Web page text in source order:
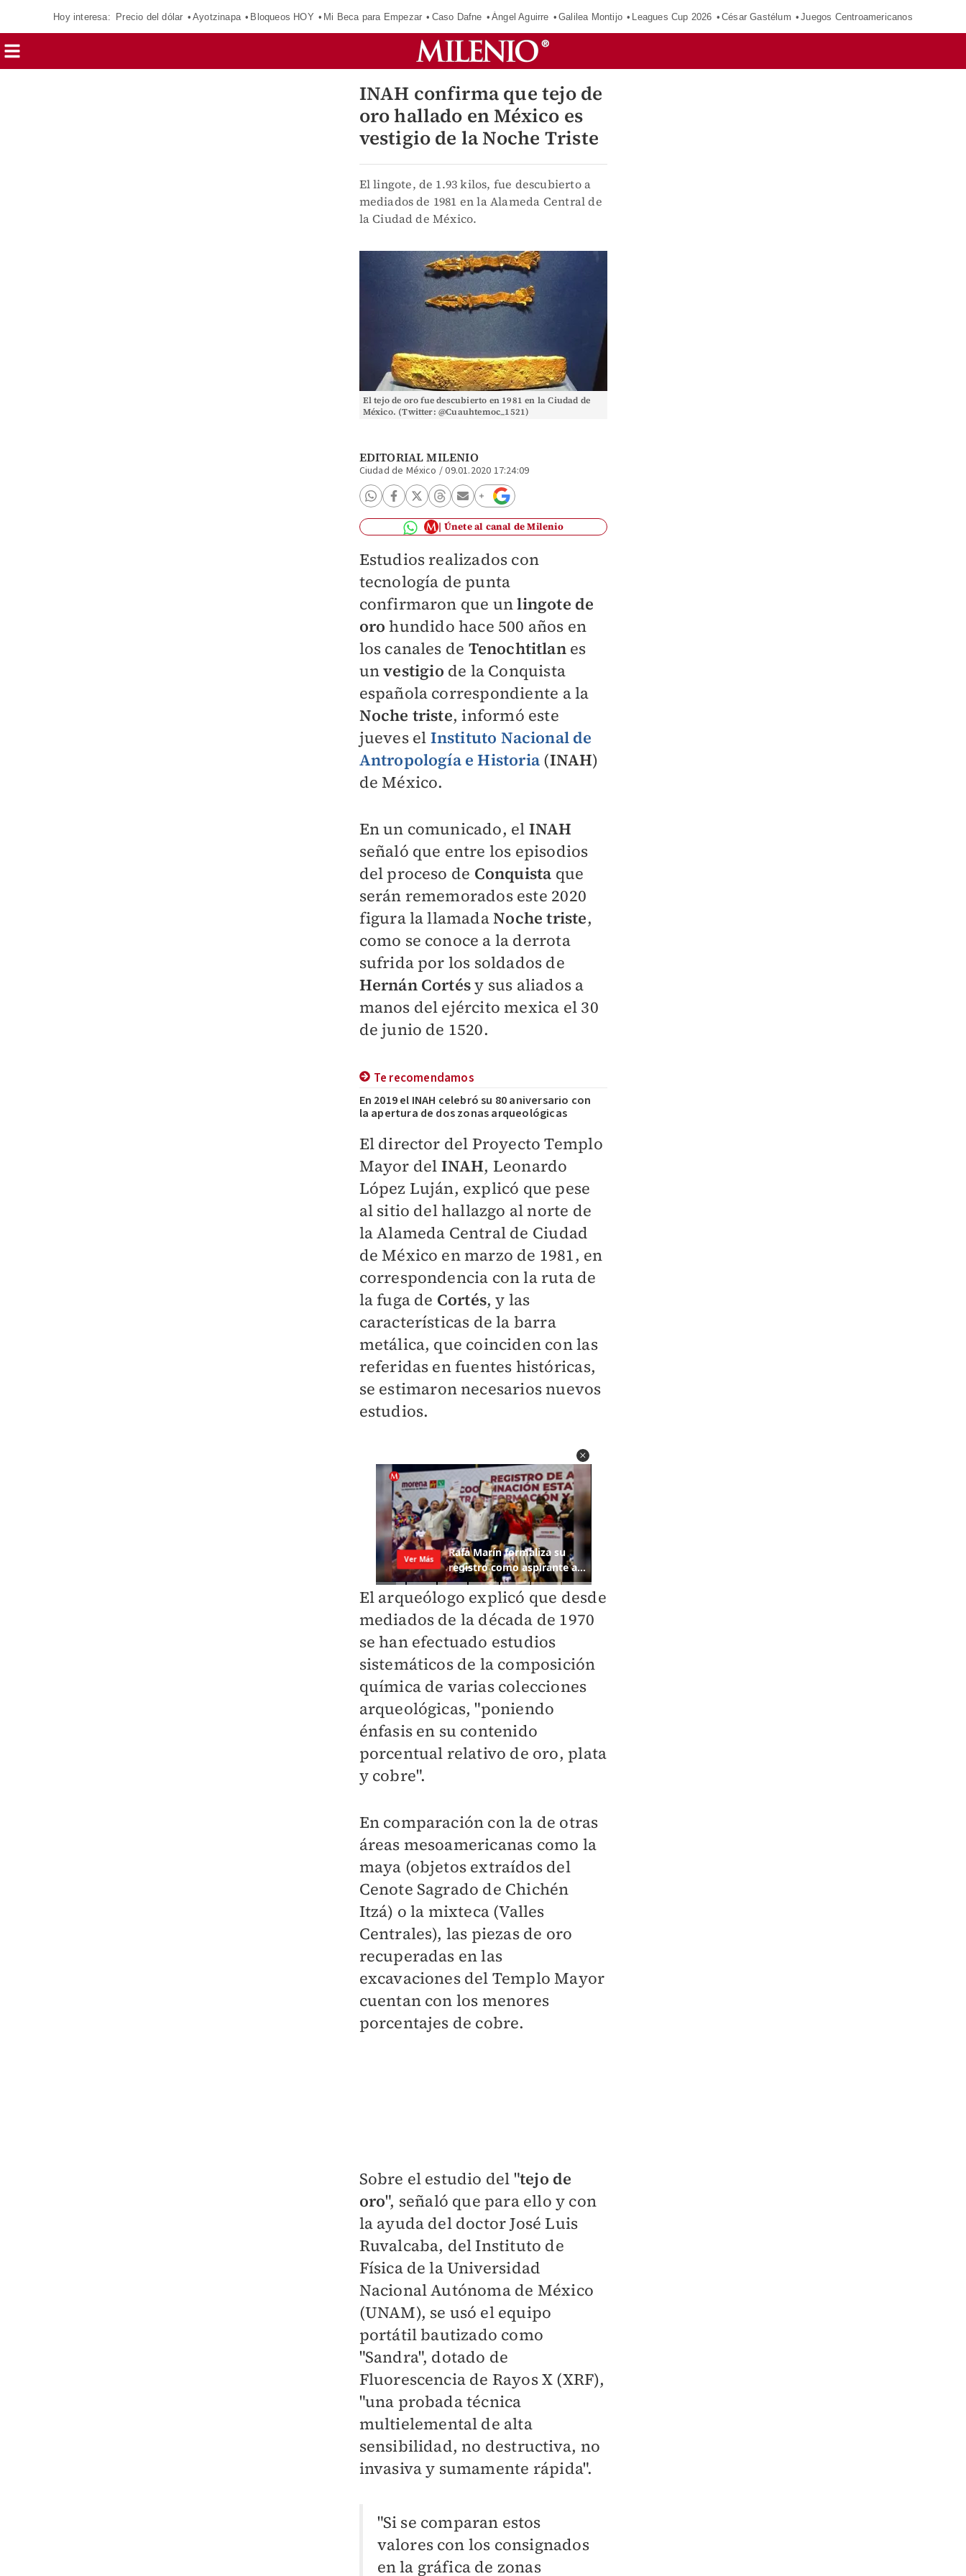
Hoy interesa: Precio del dólar Ayotzinapa Bloqueos HOY Mi Beca para Empezar Caso Dafne Ángel Aguirre Galilea Montijo Leagues Cup 2026 César Gastélum Juegos Centroamericanos
INAH confirma que tejo de
oro hallado en México es
vestigio de la Noche Triste
El lingote, de 1.93 kilos, fue descubierto a
mediados de 1981 en la Alameda Central de
la Ciudad de México.
El tejo de oro fue descubierto en 1981 en la Ciudad de
México. (Twitter: @Cuauhtemoc_1521)
EDITORIAL MILENIO
Ciudad de México /09.01.2020 17:24:09
Únete al canal de Milenio
Estudios realizados con
tecnología de punta
confirmaron que unlingote de
oro hundido hace 500 años en
los canales de Tenochtitlan es
unvestigio de la Conquista
española correspondiente a la
Noche triste, informó este
jueves el Instituto Nacional de
Antropología e Historia (INAH)
de México.
En un comunicado, el INAH
señaló que entre los episodios
del proceso de Conquista que
serán rememorados este 2020
figura la llamadaNoche triste,
como se conoce a la derrota
sufrida por los soldados de
Hernán Cortésy sus aliados a
manos del ejército mexica el 30
de junio de 1520.
Te recomendamos
En 2019 el INAH celebró su 80 aniversario con
la apertura de dos zonas arqueológicas
El director del Proyecto Templo
Mayor del INAH, Leonardo
López Luján, explicó que pese
al sitio del hallazgo al norte de
la Alameda Central de Ciudad
de México en marzo de 1981, en
correspondencia con la ruta de
la fuga de Cortés, y las
características de la barra
metálica, que coinciden con las
referidas en fuentes históricas,
se estimaron necesarios nuevos
estudios.
El arqueólogo explicó que desde
mediados de la década de 1970
se han efectuado estudios
sistemáticos de la composición
química de varias colecciones
arqueológicas, "poniendo
énfasis en su contenido
porcentual relativo de oro, plata
y cobre".
En comparación con la de otras
áreas mesoamericanas como la
maya (objetos extraídos del
Cenote Sagrado de Chichén
Itzá) o la mixteca (Valles
Centrales), las piezas de oro
recuperadas en las
excavaciones del Templo Mayor
cuentan con los menores
porcentajes de cobre.
Sobre el estudio del "tejo de
oro", señaló que para ello y con
la ayuda del doctor José Luis
Ruvalcaba, del Instituto de
Física de la Universidad
Nacional Autónoma de México
(UNAM), se usó el equipo
portátil bautizado como
"Sandra", dotado de
Fluorescencia de Rayos X (XRF),
"una probada técnica
multielemental de alta
sensibilidad, no destructiva, no
invasiva y sumamente rápida".
"Si se comparan estos
valores con los consignados
en la gráfica de zonas